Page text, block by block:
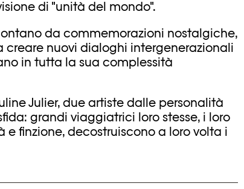
di "unità del mondo".
da commemorazioni nostalgiche,
nuovi dialoghi intergenerazionali
in tutta la sua complessità
Julier, due artiste dalle personalità
grandi viaggiatrici loro stesse, i loro
finzione, decostruiscono a loro volta i